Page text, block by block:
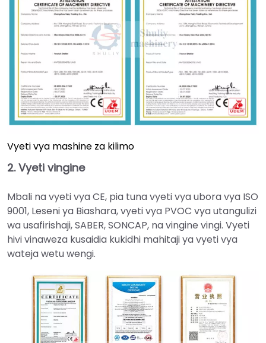
Vyeti vya mashine za kilimo
2. Vyeti vingine
Mbali na vyeti vya CE, pia tuna vyeti vya ubora vya ISO
9001, Leseni ya Biashara, vyeti vya PVOC vya utangulizi
wa usafirishaji, SABER, SONCAP, na vingine vingi. Vyeti
hivi vinaweza kusaidia kukidhi mahitaji ya vyeti vya
wateja wetu wengi.